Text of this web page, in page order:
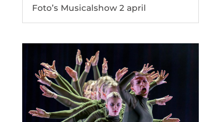
Foto’s Musicalshow 2 april